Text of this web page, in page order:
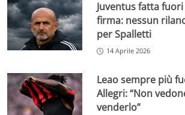
Juventus fatta
firma: nessun
per Spalletti
14 Aprile 2026
Leao sempre più
Allegri: “Non
venderlo”